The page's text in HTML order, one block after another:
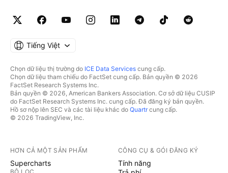
Tiếng Việt
Chọn dữ liệu thị trường do ICE Data Services cung cấp.
Chọn dữ liệu tham chiếu do FactSet cung cấp. Bản quyền © 2026
FactSet Research Systems Inc.
Bản quyền © 2026, American Bankers Association. Cơ sở dữ liệu CUSIP
do FactSet Research Systems Inc. cung cấp. Đã đăng ký bản quyền.
Hồ sơ nộp lên SEC và các tài liệu khác do Quartrcung cấp.
© 2026 TradingView, Inc.
HƠN CẢ MỘT SẢN PHẨM
Supercharts
CÔNG CỤ & GÓI ĐĂNG KÝ
Tính năng